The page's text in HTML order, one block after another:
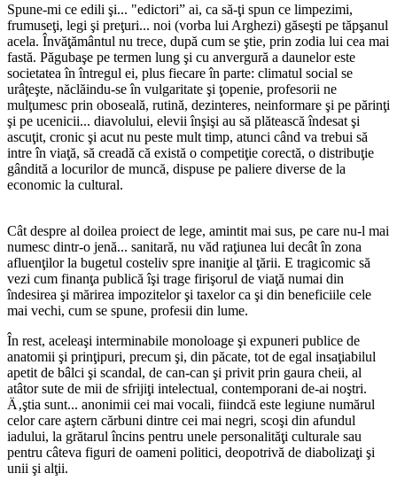
Spune-mi ce edili şi... "edictori” ai, ca să-ţi spun ce limpezimi,
frumuseţi, legi şi preţuri... noi (vorba lui Arghezi) găseşti pe tăpşanul
acela. Învăţământul nu trece, după cum se ştie, prin zodia lui cea mai
fastă. Păgubaşe pe termen lung şi cu anvergură a daunelor este
societatea în întregul ei, plus fiecare în parte: climatul social se
urâţeşte, năclăindu-se în vulgaritate şi ţopenie, profesorii ne
mulţumesc prin oboseală, rutină, dezinteres, neinformare şi pe părinţi
şi pe ucenicii... diavolului, elevii înşişi au să plătească îndesat şi
ascuţit, cronic şi acut nu peste mult timp, atunci când va trebui să
intre în viaţă, să creadă că există o competiţie corectă, o distribuţie
gândită a locurilor de muncă, dispuse pe paliere diverse de la
economic la cultural.
Cât despre al doilea proiect de lege, amintit mai sus, pe care nu-l mai
numesc dintr-o jenă... sanitară, nu văd raţiunea lui decât în zona
afluenţilor la bugetul costeliv spre inaniţie al ţării. E tragicomic să
vezi cum finanţa publică îşi trage firişorul de viaţă numai din
îndesirea şi mărirea impozitelor şi taxelor ca şi din beneficiile cele
mai vechi, cum se spune, profesii din lume.
În rest, aceleaşi interminabile monoloage şi expuneri publice de
anatomii şi prinţipuri, precum şi, din păcate, tot de egal insaţiabilul
apetit de bâlci şi scandal, de can-can şi privit prin gaura cheii, al
atâtor sute de mii de sfrijiţi intelectual, contemporani de-ai noştri.
Ä‚ştia sunt... anonimii cei mai vocali, fiindcă este legiune numărul
celor care aştern cărbuni dintre cei mai negri, scoşi din afundul
iadului, la grătarul încins pentru unele personalităţi culturale sau
pentru câteva figuri de oameni politici, deopotrivă de diabolizaţi şi
unii şi alţii.